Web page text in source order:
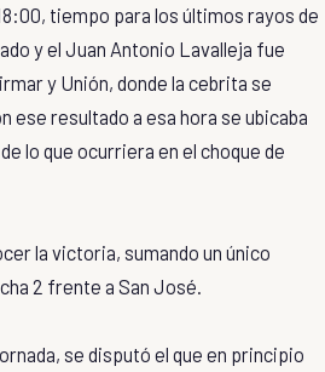
tiempo para los últimos rayos de
y el Juan Antonio Lavalleja fue
y Unión, donde la cebrita se
ese resultado a esa hora se ubicaba
lo que ocurriera en el choque de
la victoria, sumando un único
2 frente a San José.
se disputó el que en principio